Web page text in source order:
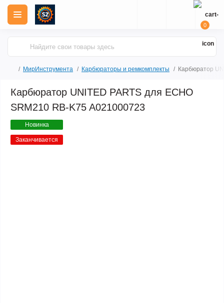
0
МирИнструмента Карбюраторы и ремкомплекты Карбюратор
Карбюратор UNITED PARTS для ECHO
SRM210 RB-K75 A021000723
Новинка
Заканчивается